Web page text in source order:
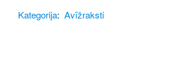
Kategorija: Avīžraksti